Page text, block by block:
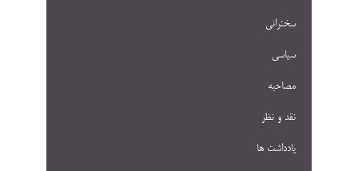
سخنرانی
سیاسی
مصاحبه
نقد و نظر
یادداشت ها